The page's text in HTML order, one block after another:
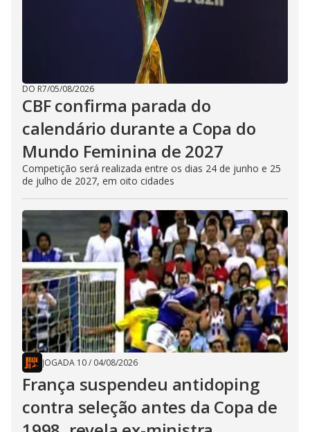
DO R7/05/08/2026
CBF confirma parada do
calendário durante a Copa do
Mundo Feminina de 2027
Competição será realizada entre os dias 24 de junho e 25
de julho de 2027, em oito cidades
JOGADA 10/ 04/08/2026
França suspendeu antidoping
contra seleção antes da Copa de